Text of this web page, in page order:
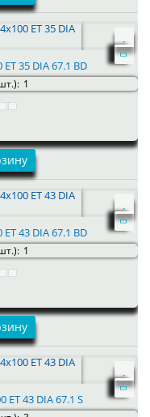
35 DIA 67.1 BD
1
43 DIA 67.1 BD
1
ET 43 DIA 67.1 S